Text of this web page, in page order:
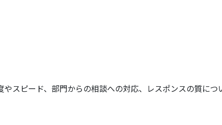
ド、部門からの相談への対応、レスポンスの